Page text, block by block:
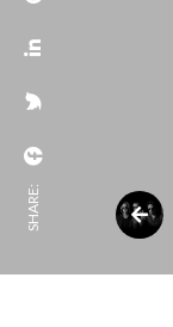
SHARE: